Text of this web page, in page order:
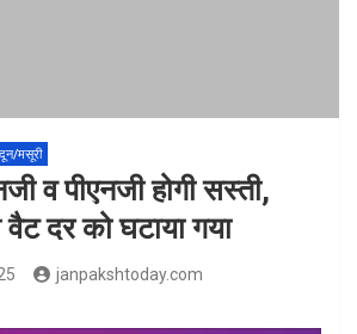
मसूरी
व पीएनजी होगी सस्ती,
वैट दर को घटाया गया
janpakshtoday.com